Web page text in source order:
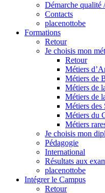
Démarche qualité
Contacts
placenottobe
Formations
Retour
Je choisis mon
Retour
Métiers
Métiers de
Métiers de
Métiers de
Métiers des
Métiers du
Métiers
Je choisis mon
Pédagogie
International
Résultats aux
placenottobe
Intégrer le Campus
Retour